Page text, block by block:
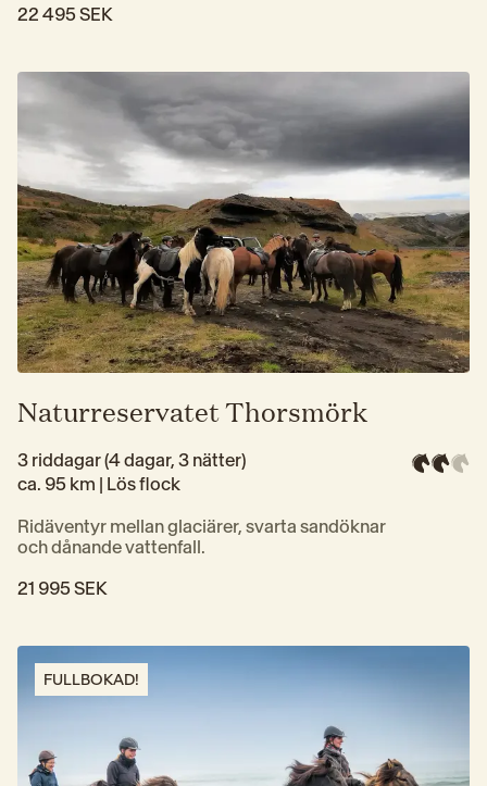
22 495 SEK
Naturreservatet Thorsmörk
3 riddagar (4 dagar, 3 nätter)
ca. 95 km | Lös flock
Ridäventyr mellan glaciärer, svarta sandöknar
och dånande vattenfall.
21 995 SEK
FULLBOKAD!